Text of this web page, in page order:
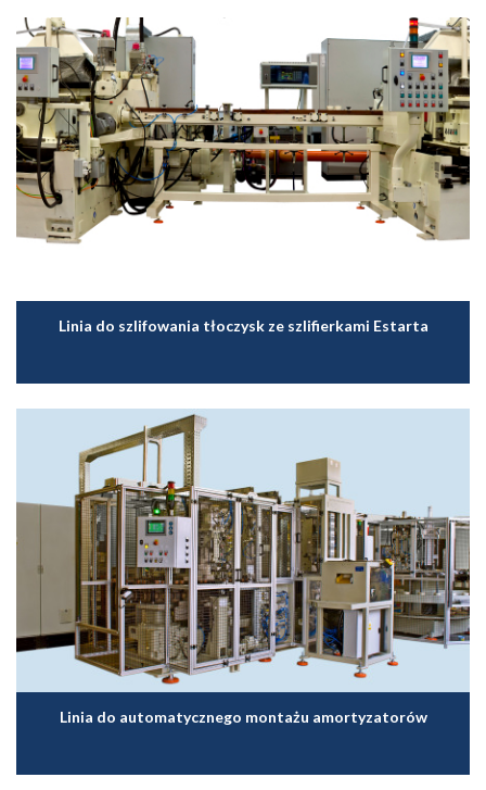
Linia do szlifowania tłoczysk ze szlifierkami Estarta
Linia do automatycznego montażu amortyzatorów